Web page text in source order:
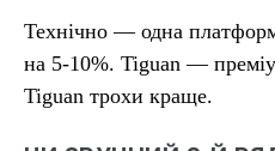
Технічно — одна
на 5-10%. Tiguan —
Tiguan трохи краще.